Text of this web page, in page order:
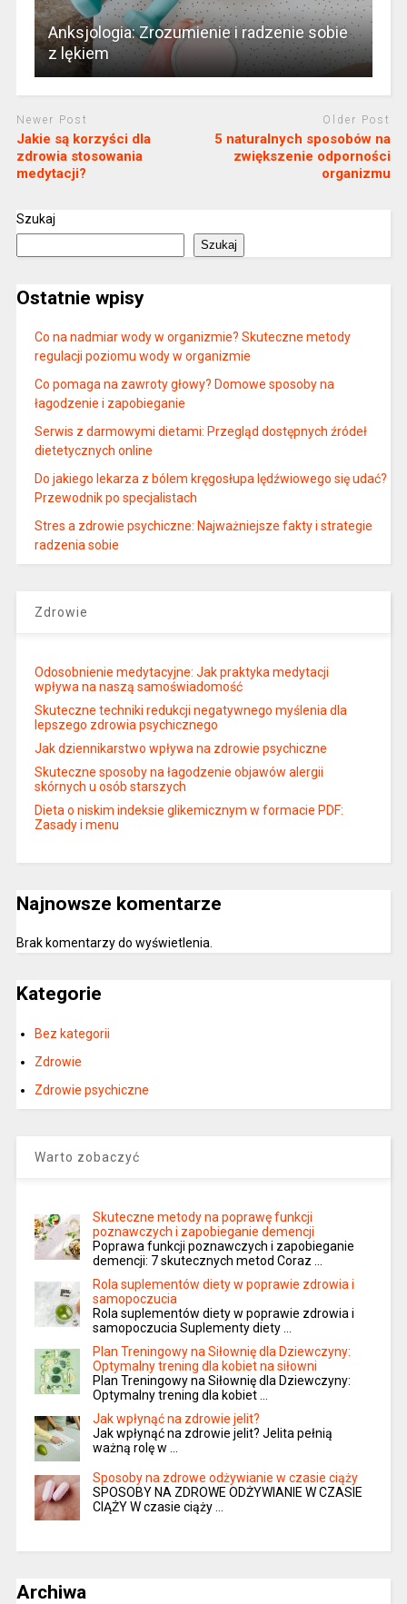
Anksjologia: Zrozumienie i radzenie sobie
z lękiem
Newer Post
Jakie są korzyści dla
zdrowia stosowania
medytacji?
Older Post
5 naturalnych sposobów na
zwiększenie odporności
organizmu
Szukaj
Szukaj
Ostatnie wpisy
Co na nadmiar wody w organizmie? Skuteczne metody
regulacji poziomu wody w organizmie
Co pomaga na zawroty głowy? Domowe sposoby na
łagodzenie i zapobieganie
Serwis z darmowymi dietami: Przegląd dostępnych źródeł
dietetycznych online
Do jakiego lekarza z bólem kręgosłupa lędźwiowego się udać?
Przewodnik po specjalistach
Stres a zdrowie psychiczne: Najważniejsze fakty i strategie
radzenia sobie
Zdrowie
Odosobnienie medytacyjne: Jak praktyka medytacji
wpływa na naszą samoświadomość
Skuteczne techniki redukcji negatywnego myślenia dla
lepszego zdrowia psychicznego
Jak dziennikarstwo wpływa na zdrowie psychiczne
Skuteczne sposoby na łagodzenie objawów alergii
skórnych u osób starszych
Dieta o niskim indeksie glikemicznym w formacie PDF:
Zasady i menu
Najnowsze komentarze
Brak komentarzy do wyświetlenia.
Kategorie
Bez kategorii
Zdrowie
Zdrowie psychiczne
Warto zobaczyć
Skuteczne metody na poprawę funkcji
poznawczych i zapobieganie demencji
Poprawa funkcji poznawczych i zapobieganie
demencji: 7 skutecznych metod Coraz …
Rola suplementów diety w poprawie zdrowia i
samopoczucia
Rola suplementów diety w poprawie zdrowia i
samopoczucia Suplementy diety …
Plan Treningowy na Siłownię dla Dziewczyny:
Optymalny trening dla kobiet na siłowni
Plan Treningowy na Siłownię dla Dziewczyny:
Optymalny trening dla kobiet …
Jak wpłynąć na zdrowie jelit?
Jak wpłynąć na zdrowie jelit? Jelita pełnią
ważną rolę w …
Sposoby na zdrowe odżywianie w czasie ciąży
SPOSOBY NA ZDROWE ODŻYWIANIE W CZASIE
CIĄŻY W czasie ciąży …
Archiwa